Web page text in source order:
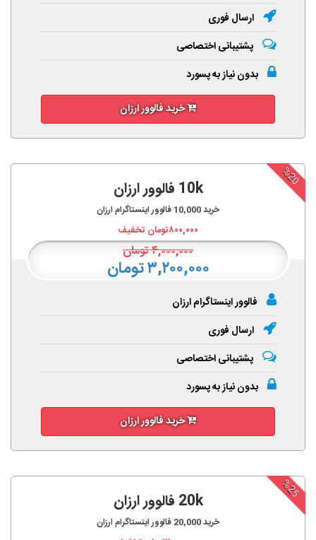
ارسال فوری
پشتیبانی اختصاصی
بدون نیاز به پسورد
خرید فالوور ارزان
%20
10k فالوور ارزان
خرید10,000 فالوور اینستاگرام ارزان
۸۰۰,۰۰۰تومان تخفیف
۴,۰۰۰,۰۰۰تومان
۳,۲۰۰,۰۰۰ تومان
فالوور اینستاگرام ارزان
ارسال فوری
پشتیبانی اختصاصی
بدون نیاز به پسورد
خرید فالوور ارزان
%25
20k فالوور ارزان
خرید20,000 فالوور اینستاگرام ارزان